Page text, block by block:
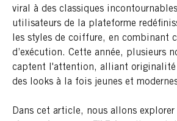
viral à des classiques
utilisateurs de la plateforme
les styles de coiffure, en combinant
d’exécution. Cette année, plusieurs
captent l'attention, alliant
des looks à la fois jeunes et
Dans cet article, nous allons explorer